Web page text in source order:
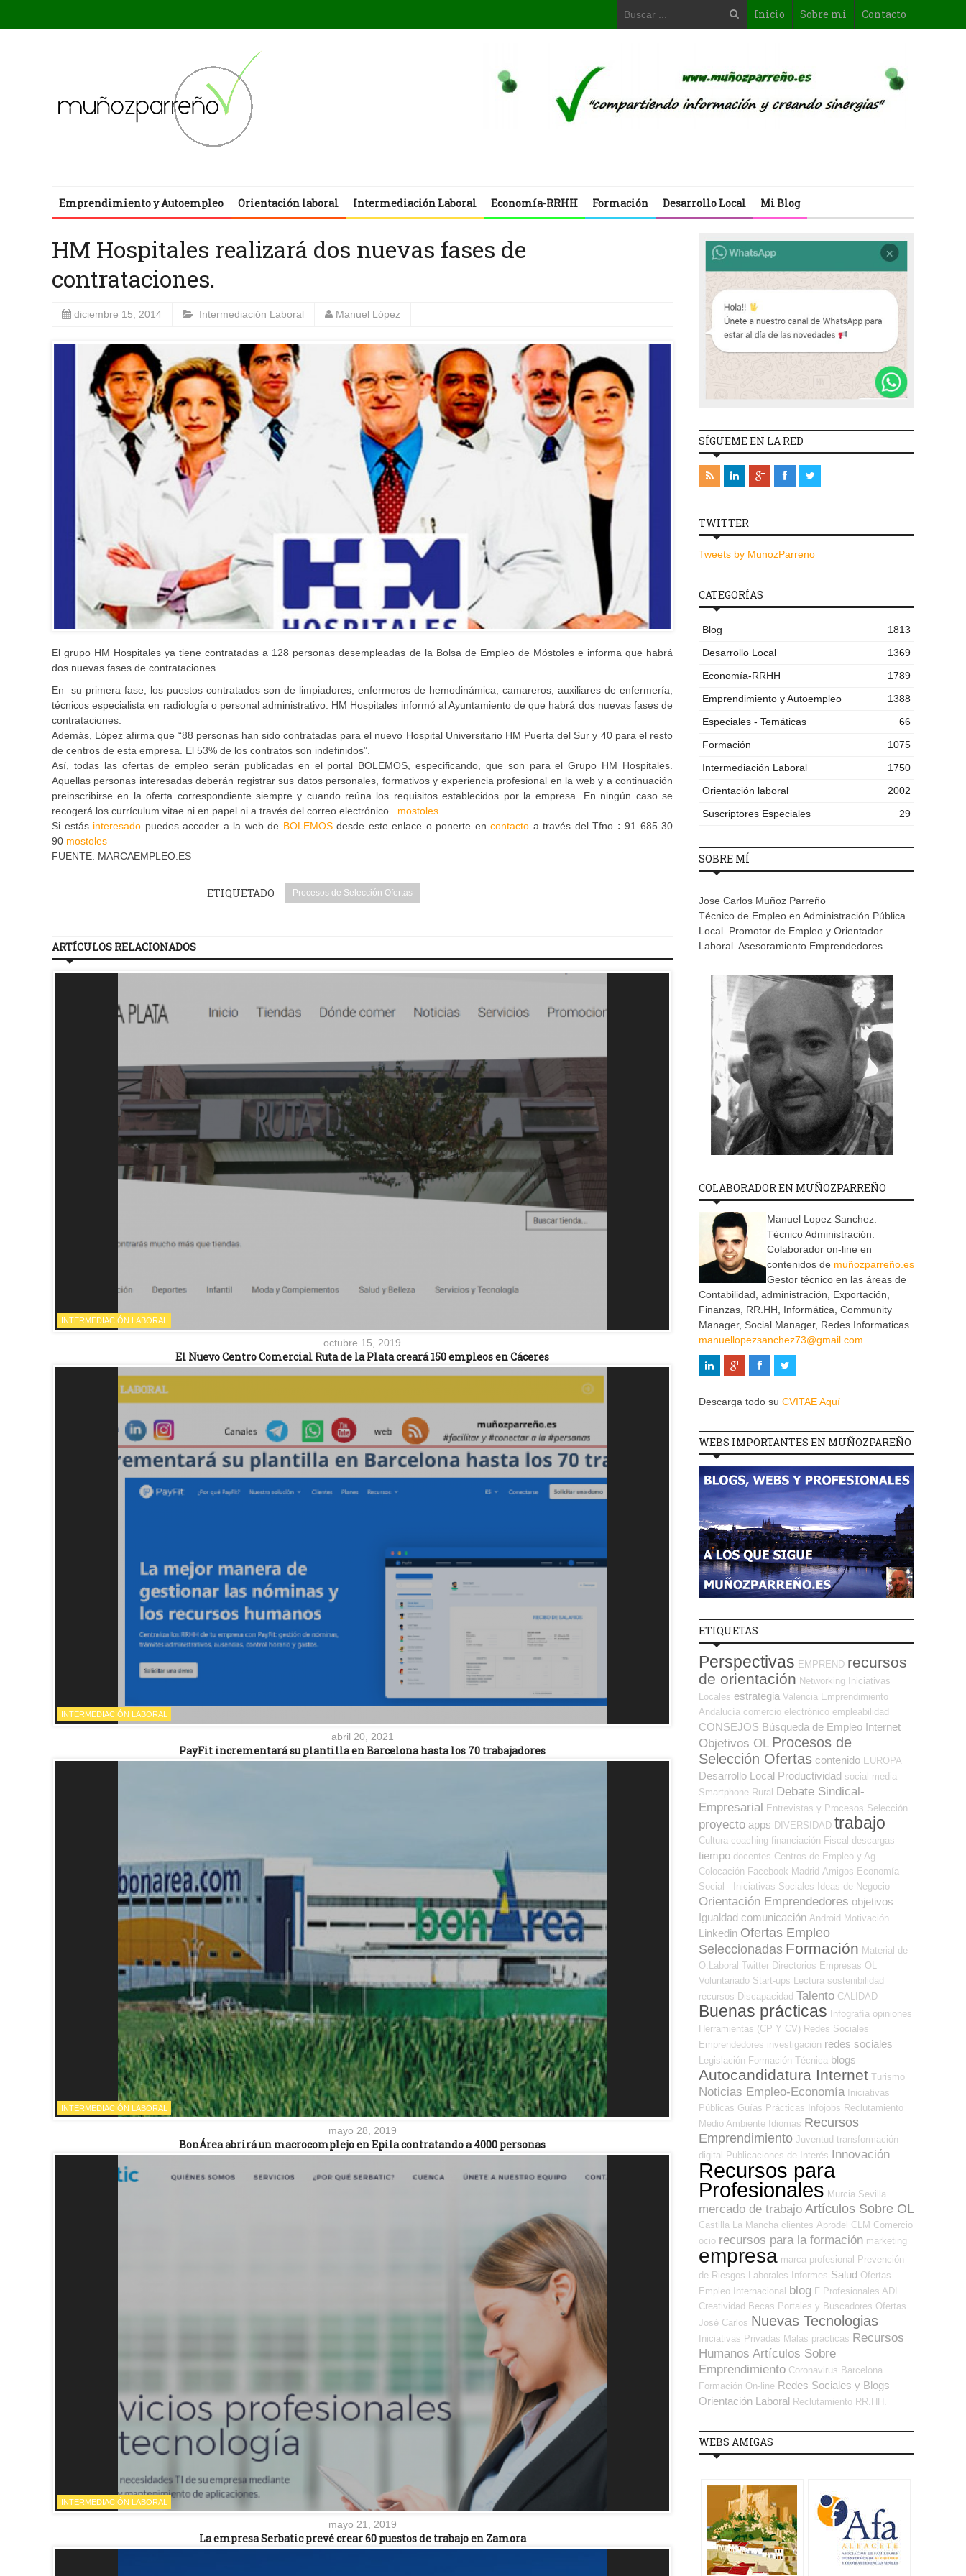
Inicio Sobre mi Contacto
Emprendimiento y Autoempleo Orientación laboral Intermediación Laboral Economía-RRHH Formación Desarrollo Local Mi Blog
HM Hospitales realizará dos nuevas fases de
contrataciones.
diciembre 15, 2014 Intermediación Laboral Manuel López
El grupo HM Hospitales ya tiene contratadas a 128 personas desempleadas de la Bolsa de Empleo de Móstoles e informa que habrá
dos nuevas fases de contrataciones.
En su primera fase, los puestos contratados son de limpiadores, enfermeros de hemodinámica, camareros, auxiliares de enfermería,
técnicos especialista en radiología o personal administrativo. HM Hospitales informó al Ayuntamiento de que habrá dos nuevas fases de
contrataciones.
Además, López afirma que “88 personas han sido contratadas para el nuevo Hospital Universitario HM Puerta del Sur y 40 para el resto
de centros de esta empresa. El 53% de los contratos son indefinidos”.
Así, todas las ofertas de empleo serán publicadas en el portal BOLEMOS, especificando, que son para el Grupo HM Hospitales.
Aquellas personas interesadas deberán registrar sus datos personales, formativos y experiencia profesional en la web y a continuación
preinscribirse en la oferta correspondiente siempre y cuando reúna los requisitos establecidos por la empresa. En ningún caso se
recogerá los currículum vitae ni en papel ni a través del correo electrónico. mostoles
Si estás interesado puedes acceder a la web de BOLEMOS desde este enlace o ponerte en contacto a través del Tfno : 91 685 30
90 mostoles
FUENTE: MARCAEMPLEO.ES
ETIQUETADO Procesos de Selección Ofertas
ARTÍCULOS RELACIONADOS
INTERMEDIACIÓN LABORAL
octubre 15, 2019
El Nuevo Centro Comercial Ruta de la Plata creará 150 empleos en Cáceres
INTERMEDIACIÓN LABORAL
abril 20, 2021
PayFit incrementará su plantilla en Barcelona hasta los 70 trabajadores
INTERMEDIACIÓN LABORAL
mayo 28, 2019
BonÁrea abrirá un macrocomplejo en Epila contratando a 4000 personas
INTERMEDIACIÓN LABORAL
mayo 21, 2019
La empresa Serbatic prevé crear 60 puestos de trabajo en Zamora
SÍGUEME EN LA RED
TWITTER
Tweets by MunozParreno
CATEGORÍAS
Blog
1813
Desarrollo Local
1369
Economía-RRHH
1789
Emprendimiento y Autoempleo
1388
Especiales - Temáticas
66
Formación
1075
Intermediación Laboral
1750
Orientación laboral
2002
Suscriptores Especiales
29
SOBRE MÍ
Jose Carlos Muñoz Parreño
Técnico de Empleo en Administración Pública
Local. Promotor de Empleo y Orientador
Laboral. Asesoramiento Emprendedores
COLABORADOR EN MUÑOZPARREÑO
Manuel Lopez Sanchez.
Técnico Administración.
Colaborador on-line en
contenidos de muñozparreño.es
Gestor técnico en las áreas de
Contabilidad, administración, Exportación,
Finanzas, RR.HH, Informática, Community
Manager, Social Manager, Redes Informaticas.
manuellopezsanchez73@gmail.com
Descarga todo su CVITAE Aquí
WEBS IMPORTANTES EN MUÑOZPAREÑO
ETIQUETAS
Perspectivas EMPREND recursos
de orientación Networking
Iniciativas
Locales estrategia Valencia Emprendimiento
Andalucía comercio electrónico empleabilidad
CONSEJOS Búsqueda de Empleo Internet
Objetivos OL Procesos de
Selección Ofertas contenido EUROPA
Desarrollo Local Productividad social media
Smartphone Rural Debate Sindical-
Empresarial Entrevistas y Procesos Selección
proyecto apps DIVERSIDAD trabajo
Cultura coaching financiación Fiscal descargas
tiempo docentes Centros de Empleo y Ag.
Colocación Facebook Madrid Amigos Economía
Social - Iniciativas Sociales
Ideas de Negocio
Orientación Emprendedores objetivos
Igualdad comunicación Android Motivación
Linkedin Ofertas Empleo
Seleccionadas Formación Material de
O.Laboral Twitter Directorios Empresas OL
Voluntariado Start-ups Lectura sostenibilidad
recursos Discapacidad Talento CALIDAD
Buenas prácticas Infografía opiniones
Herramientas (CP Y CV) Redes Sociales
Emprendedores investigación redes sociales
Legislación Formación Técnica blogs
Autocandidatura Internet Turismo
Noticias Empleo-Economía Iniciativas
Públicas Guías Prácticas Infojobs Reclutamiento
Medio Ambiente Idiomas Recursos
Emprendimiento Juventud transformación
digital
Publicaciones de Interés Innovación
Recursos para
Profesionales Murcia Sevilla
mercado de trabajo Artículos Sobre OL
Castilla La Mancha clientes Aprodel CLM Comercio
ocio recursos para la formación marketing
empresa marca profesional
Prevención
de Riesgos Laborales
Informes Salud Ofertas
Empleo Internacional blog F Profesionales ADL
Creatividad Becas Portales y Buscadores Ofertas
José Carlos Nuevas Tecnologias
Iniciativas Privadas Malas prácticas Recursos
Humanos Artículos Sobre
Emprendimiento Coronavirus Barcelona
Formación On-line Redes Sociales y Blogs
Orientación Laboral Reclutamiento RR.HH.
WEBS AMIGAS